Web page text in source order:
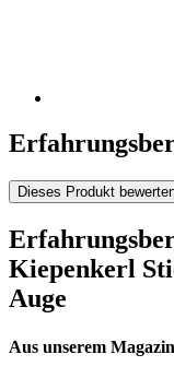
Dieses Produkt
Kiepenkerl
Auge
Aus unserem